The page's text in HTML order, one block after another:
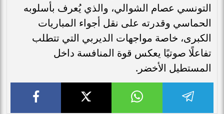
التونسي عصام الشوالي، والذي يُعرف بأسلوبه
الحماسي وقدرته على نقل أجواء المباريات
الكبرى، خاصة مواجهات الديربي التي تتطلب
تفاعلًا صوتيًا يعكس قوة المنافسة داخل
المستطيل الأخضر.